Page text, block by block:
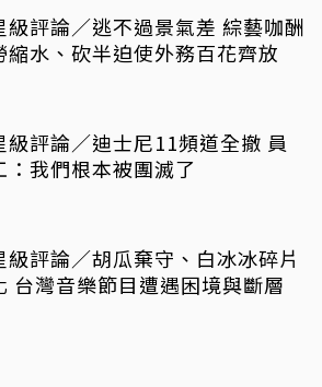
級評論／逃不過景氣差 綜藝咖酬
縮水、砍半迫使外務百花齊放
級評論／迪士尼11頻道全撤 員
：我們根本被團滅了
級評論／胡瓜棄守、白冰冰碎片
台灣音樂節目遭遇困境與斷層